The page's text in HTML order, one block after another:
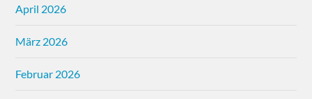
April 2026
März 2026
Februar 2026